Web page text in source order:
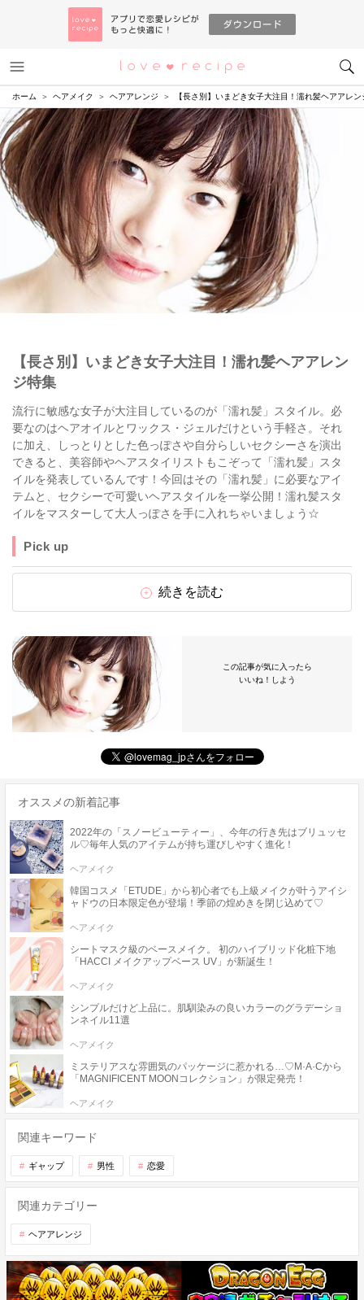
恋愛レシピ
ホーム ヘアメイク ヘアアレンジ 【長さ別】いまどき女子大注目！濡れ髪ヘアアレン
【長さ別】いまどき女子大注目！濡れ髪ヘアアレン
ジ特集
流行に敏感な女子が大注目しているのが「濡れ髪」スタイル。必
要なのはヘアオイルとワックス・ジェルだけという手軽さ。それ
に加え、しっとりとした色っぽさや自分らしいセクシーさを演出
できると、美容師やヘアスタイリストもこぞって「濡れ髪」スタ
イルを発表しているんです！今回はその「濡れ髪」に必要なアイ
テムと、セクシーで可愛いヘアスタイルを一挙公開！濡れ髪スタ
イルをマスターして大人っぽさを手に入れちゃいましょう☆
Pick up
続きを読む
この記事が気に入ったら
いいね！しよう
オススメの新着記事
2022年の「スノービューティー」、今年の行き先はブリュッセ
ル♡毎年人気のアイテムが持ち運びしやすく進化！
ヘアメイク
韓国コスメ「ETUDE」から初心者でも上級メイクが叶うアイシ
ャドウの日本限定色が登場！季節の煌めきを閉じ込めて♡
ヘアメイク
シートマスク級のベースメイク。 初のハイブリッド化粧下地
「HACCI メイクアップベース UV」が新誕生！
ヘアメイク
シンプルだけど上品に。肌馴染みの良いカラーのグラデーショ
ンネイル11選
ヘアメイク
ミステリアスな雰囲気のパッケージに惹かれる…♡M·A·Cから
「MAGNIFICENT MOONコレクション」が限定発売！
ヘアメイク
関連キーワード
ギャップ 男性 恋愛
関連カテゴリー
ヘアアレンジ